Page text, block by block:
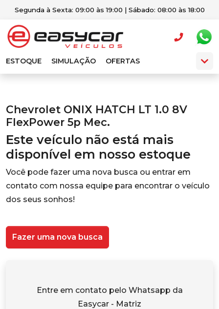
Segunda à Sexta: 09:00 às 19:00 | Sábado: 08:00 às 18:00
ESTOQUE SIMULAÇÃO OFERTAS
Chevrolet ONIX HATCH LT 1.0 8V
FlexPower 5p Mec.
Este veículo não está mais
disponível em nosso estoque
Você pode fazer uma nova busca ou entrar em
contato com nossa equipe para encontrar o veículo
dos seus sonhos!
Fazer uma nova busca
Entre em contato pelo Whatsapp da
Easycar - Matriz